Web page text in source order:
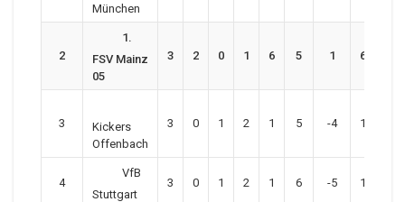
München
2
1.
FSV Mainz
05
3 2 0 1 6 5 1 6
3
Kickers
Offenbach
3 0 1 2 1 5 -4 1
4
VfB
Stuttgart
3 0 1 2 1 6 -5 1